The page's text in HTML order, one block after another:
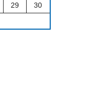
29
30